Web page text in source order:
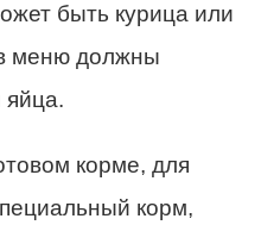
быть курица или
меню должны
яйца.
корме, для
корм,